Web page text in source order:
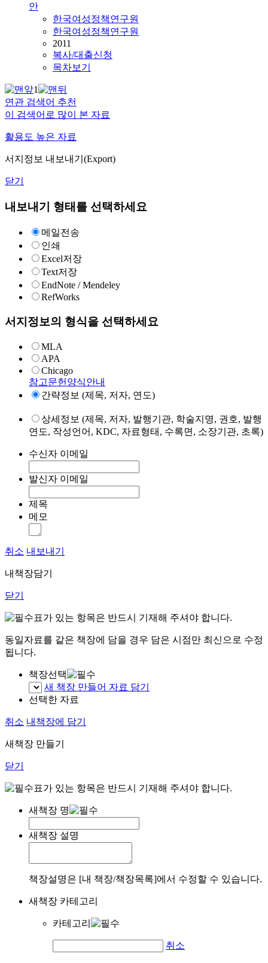
안
한국여성정책연구원
한국여성정책연구원
2011
복사/대출신청
목차보기
1
연관 검색어 추천
이 검색어로 많이 본 자료
활용도 높은 자료
서지정보 내보내기(Export)
닫기
내보내기 형태를 선택하세요
메일전송
인쇄
Excel저장
Text저장
EndNote / Mendeley
RefWorks
서지정보의 형식을 선택하세요
MLA
APA
Chicago
참고문헌양식안내
간략정보 (제목, 저자, 연도)
상세정보 (제목, 저자, 발행기관, 학술지명, 권호, 발행
연도, 작성언어, KDC, 자료형태, 수록면, 소장기관, 초록)
수신자 이메일
발신자 이메일
제목
메모
취소 내보내기
내책장담기
닫기
표가 있는 항목은 반드시 기재해 주셔야 합니다.
동일자료를 같은 책장에 담을 경우 담은 시점만 최신으로 수정
됩니다.
책장선택
새 책장 만들어 자료 담기
선택한 자료
취소 내책장에 담기
새책장 만들기
닫기
표가 있는 항목은 반드시 기재해 주셔야 합니다.
새책장 명
새책장 설명
책장설명은 [내 책장/책장목록]에서 수정할 수 있습니다.
새책장 카테고리
카테고리
취소